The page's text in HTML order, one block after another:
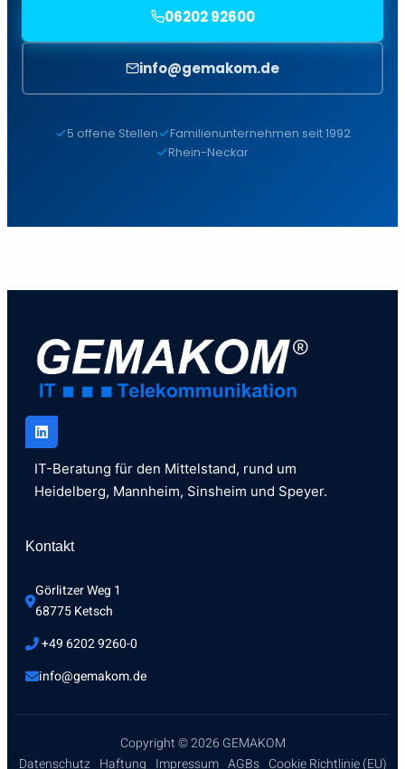
06202 92600
info@gemakom.de
5 offene Stellen
Familienunternehmen seit 1992
Rhein-Neckar
IT-Beratung für den Mittelstand, rund um
Heidelberg, Mannheim, Sinsheim und Speyer.
Kontakt
Görlitzer Weg 1
68775 Ketsch
+49 6202 9260-0
info@gemakom.de
Copyright © 2026 GEMAKOM
Datenschutz Haftung Impressum AGBs Cookie Richtlinie (EU)